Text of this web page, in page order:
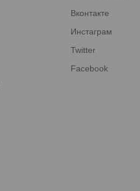
Вконтакте
Инстаграм
Twitter
Facebook